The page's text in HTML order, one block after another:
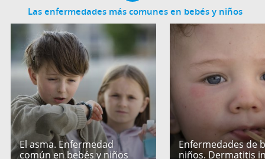
Las enfermedades más comunes en bebés y niños
El asma. Enfermedad
común en bebés y niños
Enfermedades de
niños. Dermatitis